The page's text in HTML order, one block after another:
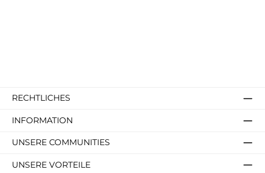
RECHTLICHES
INFORMATION
UNSERE COMMUNITIES
UNSERE VORTEILE